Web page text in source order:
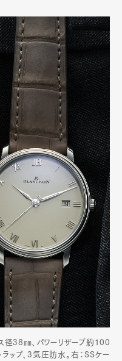
径38㎜、パワーリザーブ約100
ラップ、3気圧防水。右：SSケー